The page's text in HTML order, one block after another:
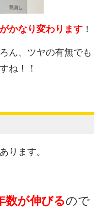
かなり変わります ！
ん、ツヤの有無でも
ね！！
ります。
数が伸びるので